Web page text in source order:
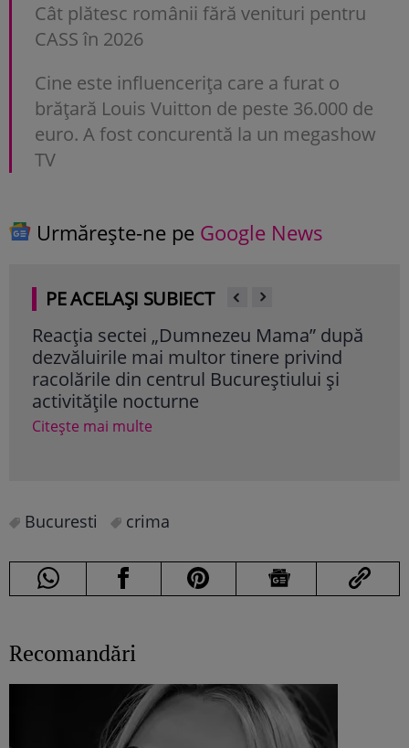
Cât plătesc românii fără venituri pentru
CASS în 2026
Cine este influencerița care a furat o
brățară Louis Vuitton de peste 36.000 de
euro. A fost concurentă la un megashow
TV
Urmărește-ne pe Google News
PE ACELAȘI SUBIECT
Reacția sectei „Dumnezeu Mama” după
dezvăluirile mai multor tinere privind
racolările din centrul Bucureștiului și
activitățile nocturne
Citește mai multe
Bucuresti crima
Recomandări